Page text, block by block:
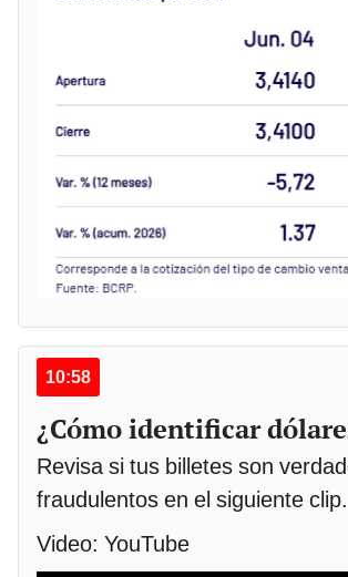
10:58
¿Cómo identificar
Revisa si tus billetes son
fraudulentos en el siguiente clip.
Video: YouTube